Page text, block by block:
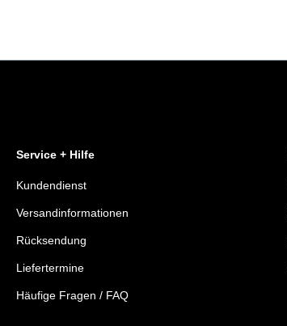
Service + Hilfe
Kundendienst
Versandinformationen
Rücksendung
Liefertermine
Häufige Fragen / FAQ